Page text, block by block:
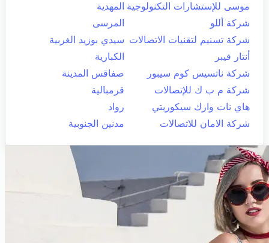
موسى للإستشارات التكنولوجية المهدية
شركة أللو
المرسى
شركة تسنيم لتقنيات الاتصالات سيدي بوزيد الغربية
أنتار فيبر
الكبارية
شركة ناتسيس كوم سيبور
صفاقس المدينة
شركة م ب ك للإتصالات
قرمبالية
هاي نات وارك سيكوريتي
رواد
شركة الامان للاتصالات
مدنين الجنوبية